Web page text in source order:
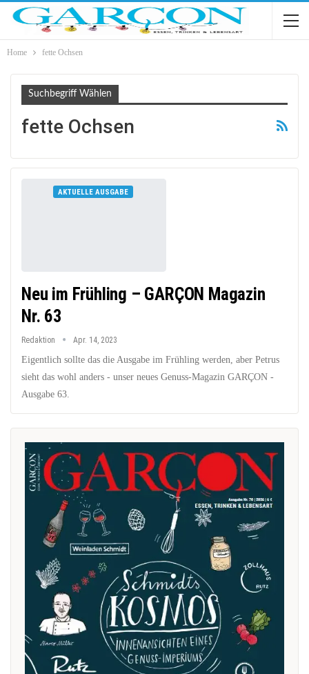
Home fette Ochsen
Suchbegriff Wählen
fette Ochsen
AKTUELLE AUSGABE
Neu im Frühling – GARÇON Magazin
Nr. 63
Redaktion Apr. 14, 2023
Eigentlich sollte das die Ausgabe im Frühling werden, aber Petrus
sieht das wohl anders - unser neues Genuss-Magazin GARÇON -
Ausgabe 63.